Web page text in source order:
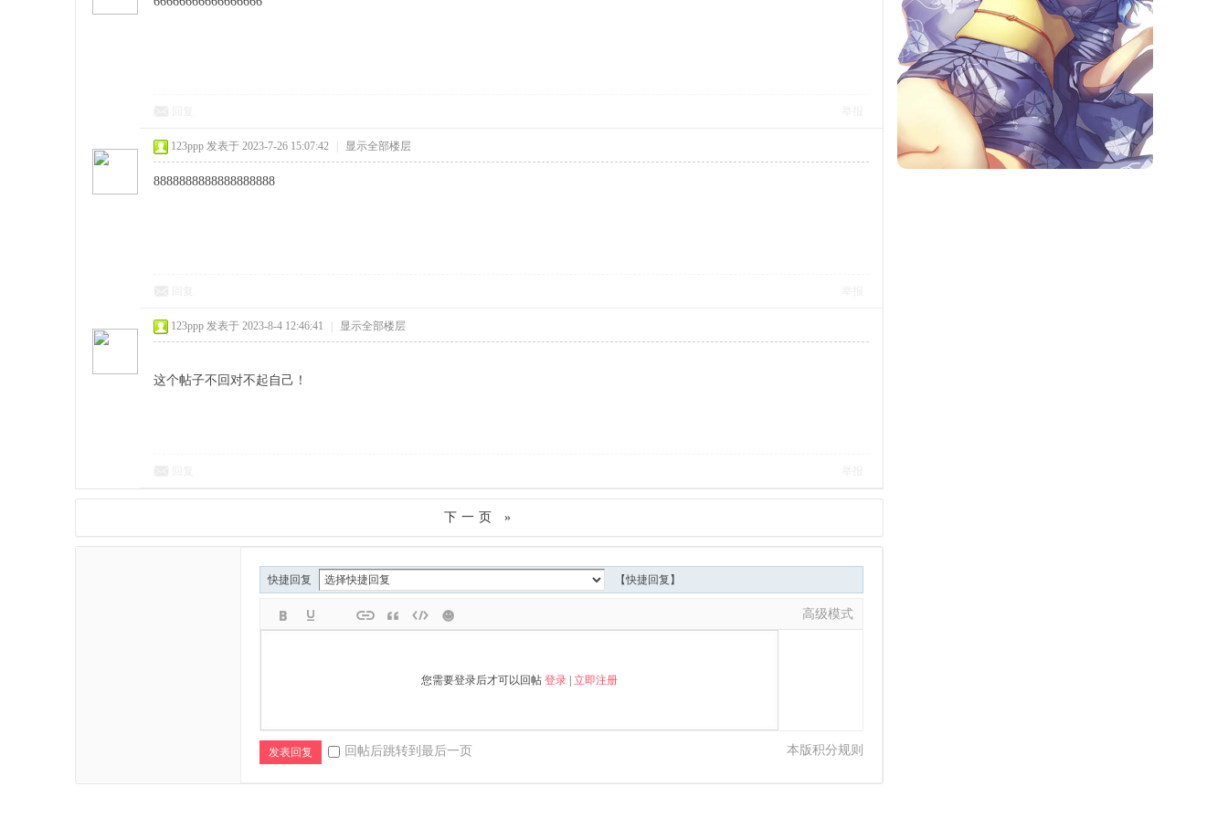
123ppp 发表于 2023-7-26 15:07:42 显示全部楼层
8888888888888888888
123ppp 发表于 2023-8-4 12:46:41 显示全部楼层
这个帖子不回对不起自己！
下一页 »
快捷回复 【快捷回复】
高级模式
您需要登录后才可以回帖 登录 立即注册
本版积分规则
发表回复 回帖后跳转到最后一页